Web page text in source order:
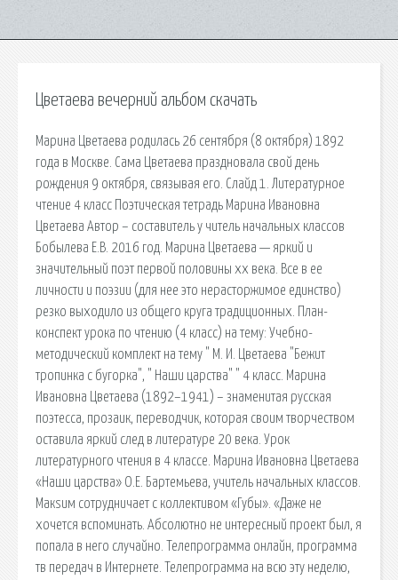
Цветаева вечерний альбом скачать
Марина Цветаева родилась 26 сентября (8 октября) 1892
года в Москве. Сама Цветаева праздновала свой день
рождения 9 октября, связывая его. Слайд 1. Литературное
чтение 4 класс Поэтическая тетрадь Марина Ивановна
Цветаева Автор – составитель у читель начальных классов
Бобылева Е.В. 2016 год. Марина Цветаева — яркий и
значительный поэт первой половины xx века. Все в ее
личности и поэзии (для нее это нерасторжимое единство)
резко выходило из общего круга традиционных. План-
конспект урока по чтению (4 класс) на тему: Учебно-
методический комплект на тему " М. И. Цветаева "Бежит
тропинка с бугорка", " Наши царства" " 4 класс. Марина
Ивановна Цветаева (1892–1941) – знаменитая русская
поэтесса, прозаик, переводчик, которая своим творчеством
оставила яркий след в литературе 20 века. Урок
литературного чтения в 4 классе. Марина Ивановна Цветаева
«Наши царства» О.Е. Бартемьева, учитель начальных классов.
Макsим сотрудничает с коллективом «Губы». «Даже не
хочется вспоминать. Абсолютно не интересный проект был, я
попала в него случайно. Телепрограмма онлайн, программа
тв передач в Интернете. Телепрограмма на всю эту неделю,